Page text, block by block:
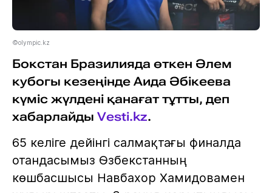
©olympic.kz
Бокстан Бразилияда өткен Әлем
кубогы кезеңінде Аида Әбікеева
күміс жүлдені қанағат тұтты, деп
хабарлайды Vesti.kz.
65 келіге дейінгі салмақтағы финалда
отандасымыз Өзбекстанның
көшбасшысы Навбахор Хамидовамен